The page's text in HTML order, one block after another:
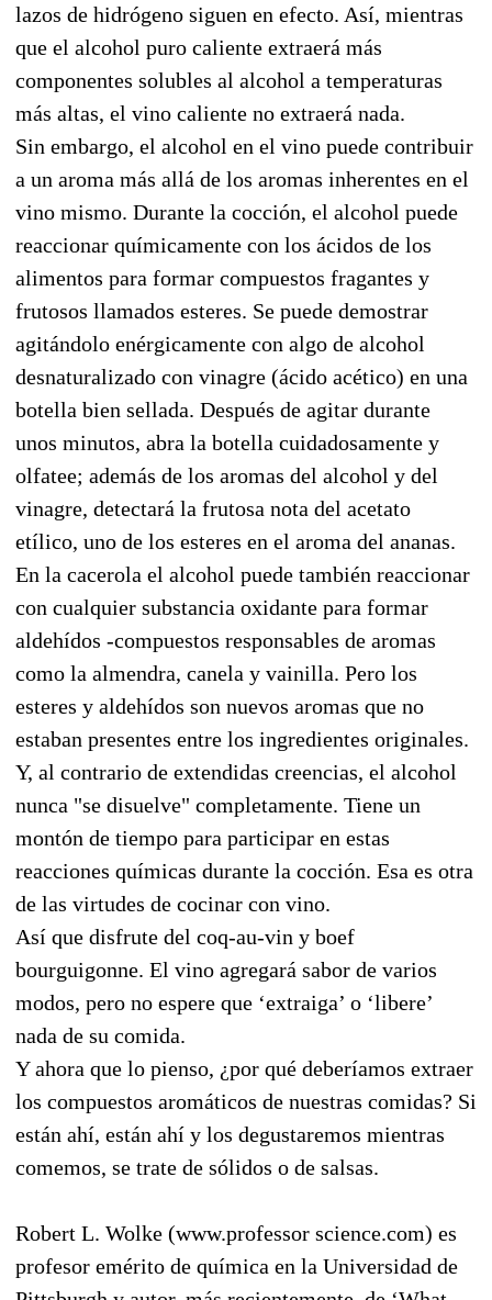
lazos de hidrógeno siguen en efecto. Así, mientras
que el alcohol puro caliente extraerá más
componentes solubles al alcohol a temperaturas
más altas, el vino caliente no extraerá nada.
Sin embargo, el alcohol en el vino puede contribuir
a un aroma más allá de los aromas inherentes en el
vino mismo. Durante la cocción, el alcohol puede
reaccionar químicamente con los ácidos de los
alimentos para formar compuestos fragantes y
frutosos llamados esteres. Se puede demostrar
agitándolo enérgicamente con algo de alcohol
desnaturalizado con vinagre (ácido acético) en una
botella bien sellada. Después de agitar durante
unos minutos, abra la botella cuidadosamente y
olfatee; además de los aromas del alcohol y del
vinagre, detectará la frutosa nota del acetato
etílico, uno de los esteres en el aroma del ananas.
En la cacerola el alcohol puede también reaccionar
con cualquier substancia oxidante para formar
aldehídos -compuestos responsables de aromas
como la almendra, canela y vainilla. Pero los
esteres y aldehídos son nuevos aromas que no
estaban presentes entre los ingredientes originales.
Y, al contrario de extendidas creencias, el alcohol
nunca "se disuelve" completamente. Tiene un
montón de tiempo para participar en estas
reacciones químicas durante la cocción. Esa es otra
de las virtudes de cocinar con vino.
Así que disfrute del coq-au-vin y boef
bourguigonne. El vino agregará sabor de varios
modos, pero no espere que ‘extraiga’ o ‘libere’
nada de su comida.
Y ahora que lo pienso, ¿por qué deberíamos extraer
los compuestos aromáticos de nuestras comidas? Si
están ahí, están ahí y los degustaremos mientras
comemos, se trate de sólidos o de salsas.
Robert L. Wolke (www.professor science.com) es
profesor emérito de química en la Universidad de